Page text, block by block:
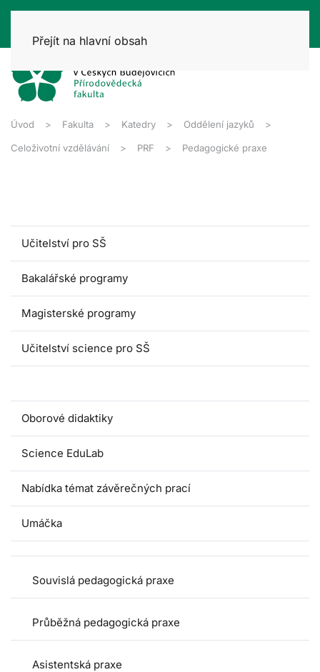
Přejít na hlavní obsah
Úvod Fakulta Katedry Oddělení jazyků
Celoživotní vzdělávání PRF Pedagogické praxe
Učitelství pro SŠ
Bakalářské programy
Magisterské programy
Učitelství science pro SŠ
Oborové didaktiky
Science EduLab
Nabídka témat závěrečných prací
Umáčka
Souvislá pedagogická praxe
Průběžná pedagogická praxe
Asistentská praxe